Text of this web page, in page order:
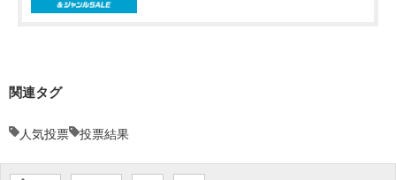
関連タグ
人気投票 投票結果